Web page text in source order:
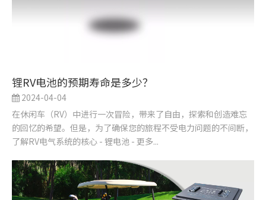
锂RV电池的预期寿命是多少？
2024-04-04
在休闲车（RV）中进行一次冒险，带来了自由，探索和创造难忘
的回忆的希望。但是，为了确保您的旅程不受电力问题的不间断，
了解RV电气系统的核心 - 锂电池 - 更多...